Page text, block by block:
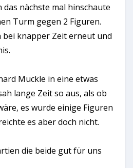
das nächste mal hinschaute
Turm gegen 2 Figuren.
bei knapper Zeit erneut und
Muckle in eine etwas
lange Zeit so aus, als ob
es wurde einige Figuren
es aber doch nicht.
die beide gut für uns